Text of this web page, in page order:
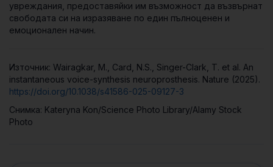
увреждания, предоставяйки им възможност да възвърнат
свободата си на изразяване по един пълноценен и
емоционален начин.
Източник: Wairagkar, M., Card, N.S., Singer-Clark, T. et al. An
instantaneous voice-synthesis neuroprosthesis. Nature (2025).
https://doi.org/10.1038/s41586-025-09127-3
Снимка: Kateryna Kon/Science Photo Library/Alamy Stock
Photo